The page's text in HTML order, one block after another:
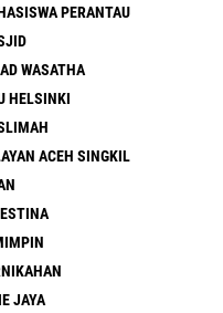
PERANTAU
WASATHA
HELSINKI
ACEH SINGKIL
JAYA